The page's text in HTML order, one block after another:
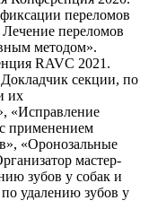
переломов
переломов
методом».
RAVC 2021.
секции, по
их
«Исправление
применением
«Оронозальные
мастер-
зубов у собак и
удалению зубов у